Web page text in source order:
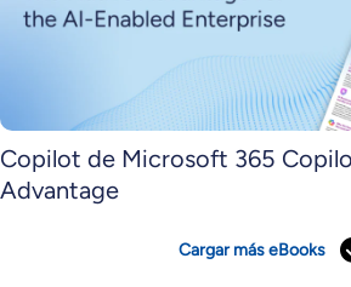
Copilot de Microsoft 365
Advantage
Cargar más eBooks